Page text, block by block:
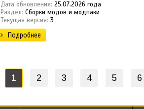
Дата обновления: 25.07.2026 года
Раздел: Сборки модов и модпаки
Текущая версия: 3
Подробнее
1 2 3 4 5 6